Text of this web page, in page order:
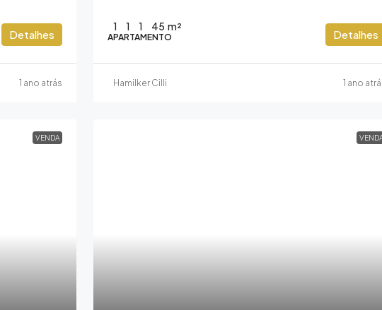
Detalhes
1 ano atrás
1 1 1 45 m²
APARTAMENTO Detalhes
Hamilker Cilli 1 ano
VENDA